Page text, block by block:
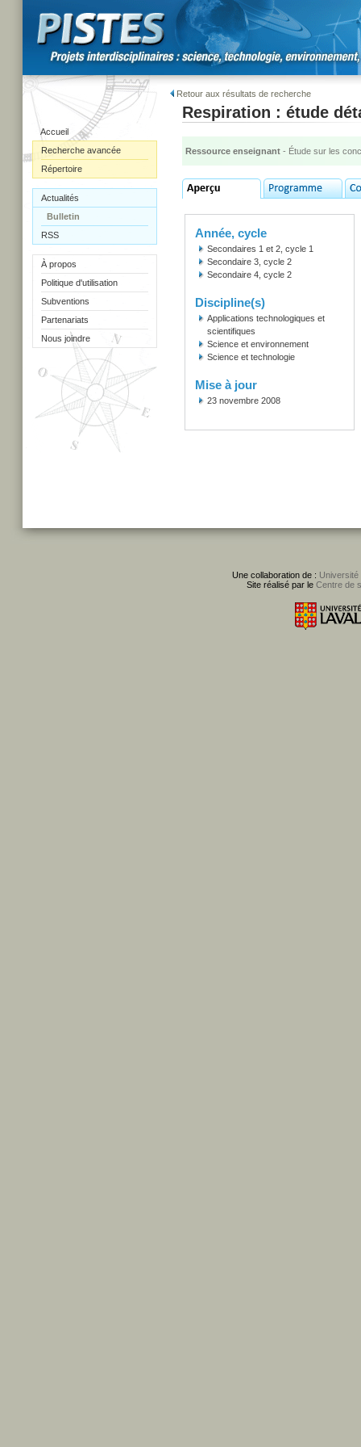
Accueil
Recherche avancée
Répertoire
Actualités
Bulletin
RSS
À propos
Politique d'utilisation
Subventions
Partenariats
Nous joindre
Retour aux résultats de recherche
Respiration : étude
Ressource enseignant - Étude sur les
Année, cycle
Secondaires 1 et 2, cycle 1
Secondaire 3, cycle 2
Secondaire 4, cycle 2
Discipline(s)
Applications technologiques et
scientifiques
Science et environnement
Science et technologie
Mise à jour
23 novembre 2008
Une collaboration de : Université
Site réalisé par le Centre de